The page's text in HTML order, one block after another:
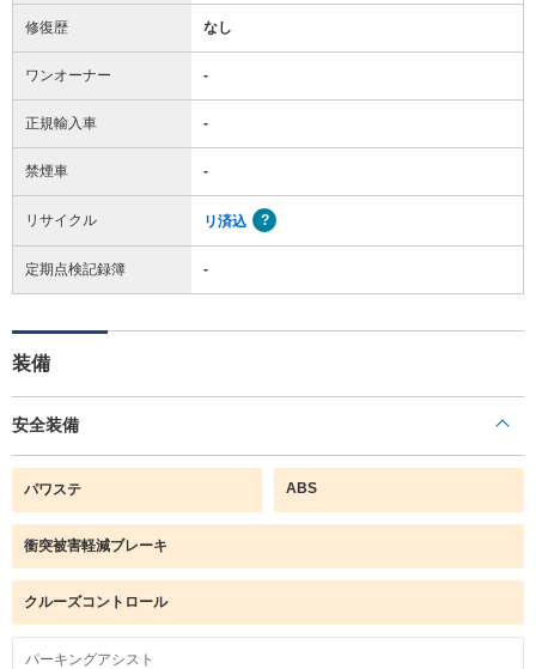
修復歴 なし
ワンオーナー -
正規輸入車 -
禁煙車 -
リサイクル リ済込
定期点検記録簿 -
装備
安全装備
パワステ ABS
衝突被害軽減ブレーキ
クルーズコントロール
パーキングアシスト